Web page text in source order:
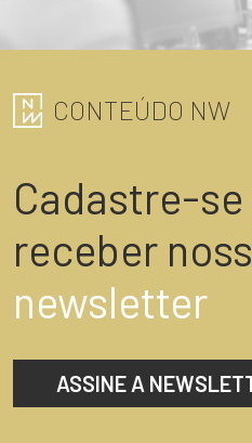
CONTEÚDO NW
Cadastre-se
receber
newsletter
ASSINE A